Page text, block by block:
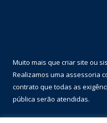
Muito mais que criar site ou
Realizamos uma assessoria
contrato que todas as
pública serão atendidas.